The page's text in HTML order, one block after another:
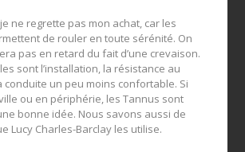
ne regrette pas mon achat, car les
de rouler en toute sérénité. On
pas en retard du fait d’une crevaison.
sont l’installation, la résistance au
conduite un peu moins confortable. Si
ou en périphérie, les Tannus sont
bonne idée. Nous savons aussi de
Lucy Charles-Barclay les utilise.